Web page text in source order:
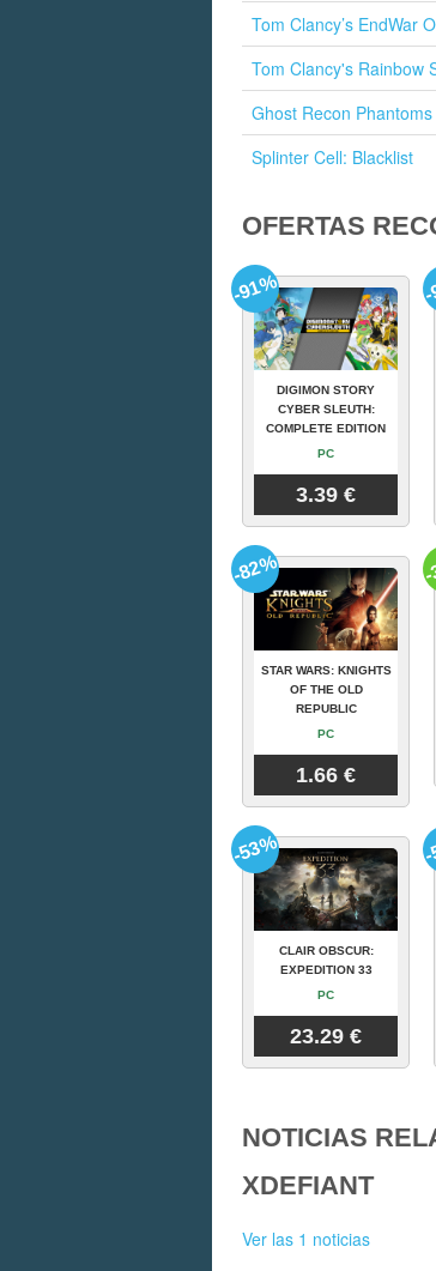
Tom Clancy’s EndWar
Tom Clancy's Rainbow
Ghost Recon Phantoms
Splinter Cell: Blacklist
OFERTAS
DIGIMON STORY
CYBER SLEUTH:
COMPLETE EDITION
PC
3.39 €
-91% -
STAR WARS: KNIGHTS
OF THE OLD
REPUBLIC
PC
1.66 €
-82% -
CLAIR OBSCUR:
EXPEDITION 33
PC
23.29 €
-53% -
NOTICIAS
XDEFIANT
Ver las 1 noticias